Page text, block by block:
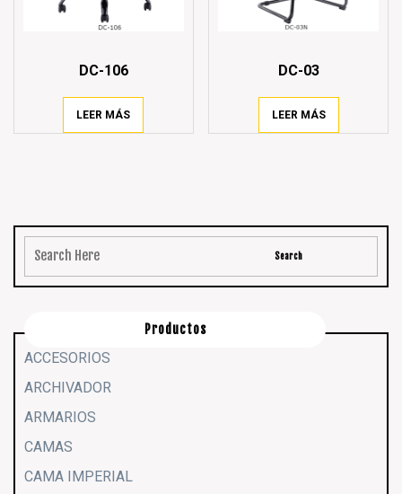
DC-106
LEER MÁS
DC-03
LEER MÁS
Productos
ACCESORIOS
ARCHIVADOR
ARMARIOS
CAMAS
CAMA IMPERIAL